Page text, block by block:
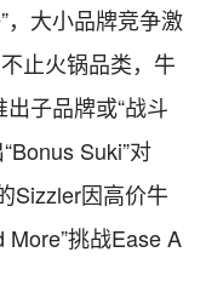
，大小品牌竞争激
止火锅品类，牛
子品牌或“战斗
Suki”对
Sizzler因高价牛
More”挑战Ease A